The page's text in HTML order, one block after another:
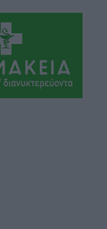
στα σωματεία
Στίβου: Πότε
η
Κριτούλης